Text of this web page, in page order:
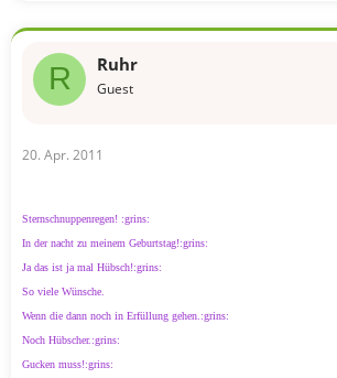
R Ruhr
Guest
20. Apr. 2011
Sternschnuppenregen! :grins:
In der nacht zu meinem Geburtstag!:grins:
Ja das ist ja mal Hübsch!:grins:
So viele Wünsche.
Wenn die dann noch in Erfüllung gehen.:grins:
Noch Hübscher.:grins:
Gucken muss!:grins: